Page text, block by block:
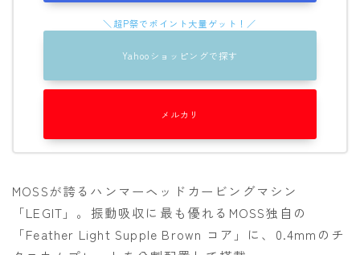
Yahooショッピングで探す
メルカリ
MOSSが誇るハンマーヘッドカービングマシン
「LEGIT」。振動吸収に最も優れるMOSS独自の
「Feather Light Supple Brown コア」に、0.4mmのチ